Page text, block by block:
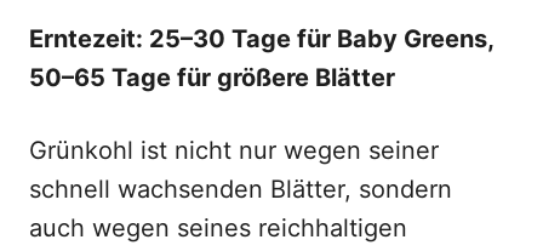
Erntezeit: 25–30 Tage für Baby Greens,
50–65 Tage für größere Blätter
Grünkohl ist nicht nur wegen seiner
schnell wachsenden Blätter, sondern
auch wegen seines reichhaltigen